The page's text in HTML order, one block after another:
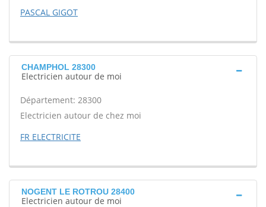
PASCAL GIGOT
CHAMPHOL 28300
Electricien autour de moi
Département: 28300
Electricien autour de chez moi
FR ELECTRICITE
NOGENT LE ROTROU 28400
Electricien autour de moi